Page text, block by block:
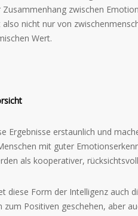
Zusammenhang zwischen
also nicht nur von
Wert.
Ergebnisse erstaunlich und
mit guter
als kooperativer,
diese Form der Intelligenz auch
zum Positiven geschehen, aber